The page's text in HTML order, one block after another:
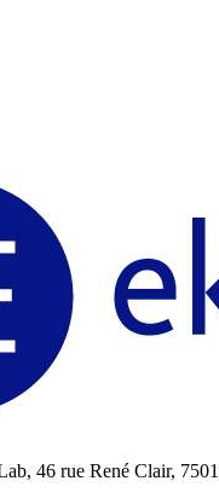
46 rue René Clair,